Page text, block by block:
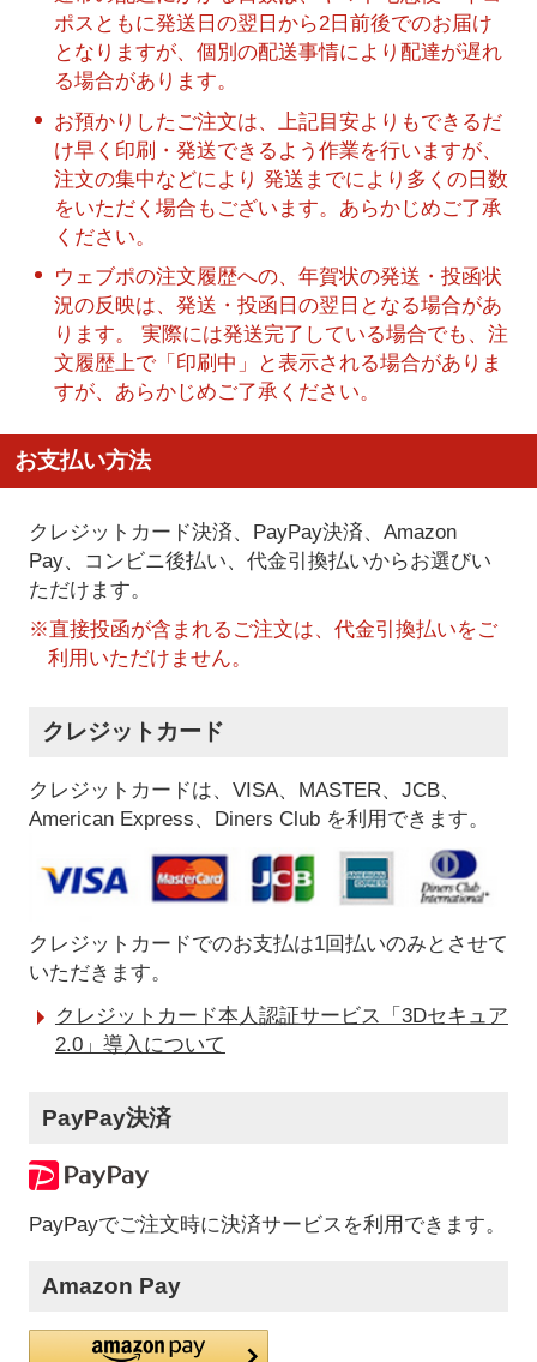
ポスともに発送日の翌日から2日前後でのお届け
となりますが、個別の配送事情により配達が遅れ
る場合があります。
お預かりしたご注文は、上記目安よりもできるだ
け早く印刷・発送できるよう作業を行いますが、
注文の集中などにより 発送までにより多くの日数
をいただく場合もございます。あらかじめご了承
ください。
ウェブポの注文履歴への、年賀状の発送・投函状
況の反映は、発送・投函日の翌日となる場合があ
ります。 実際には発送完了している場合でも、注
文履歴上で「印刷中」と表示される場合がありま
すが、あらかじめご了承ください。
お支払い方法
クレジットカード決済、PayPay決済、Amazon
Pay、コンビニ後払い、代金引換払いからお選びい
ただけます。
※直接投函が含まれるご注文は、代金引換払いをご
利用いただけません。
クレジットカード
クレジットカードは、VISA、MASTER、JCB、
American Express、Diners Club を利用できます。
クレジットカードでのお支払は1回払いのみとさせて
いただきます。
クレジットカード本人認証サービス「3Dセキュア
2.0」導入について
PayPay決済
PayPayでご注文時に決済サービスを利用できます。
Amazon Pay